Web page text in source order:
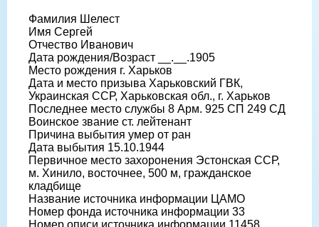
Фамилия Шелест
Имя Сергей
Отчество Иванович
Дата рождения/Возраст __.__.1905
Место рождения г. Харьков
Дата и место призыва Харьковский ГВК,
Украинская ССР, Харьковская обл., г. Харьков
Последнее место службы 8 Арм. 925 СП 249 СД
Воинское звание ст. лейтенант
Причина выбытия умер от ран
Дата выбытия 15.10.1944
Первичное место захоронения Эстонская ССР,
м. Хинило, восточнее, 500 м, гражданское
кладбище
Название источника информации ЦАМО
Номер фонда источника информации 33
Номер описи источника информации 11458